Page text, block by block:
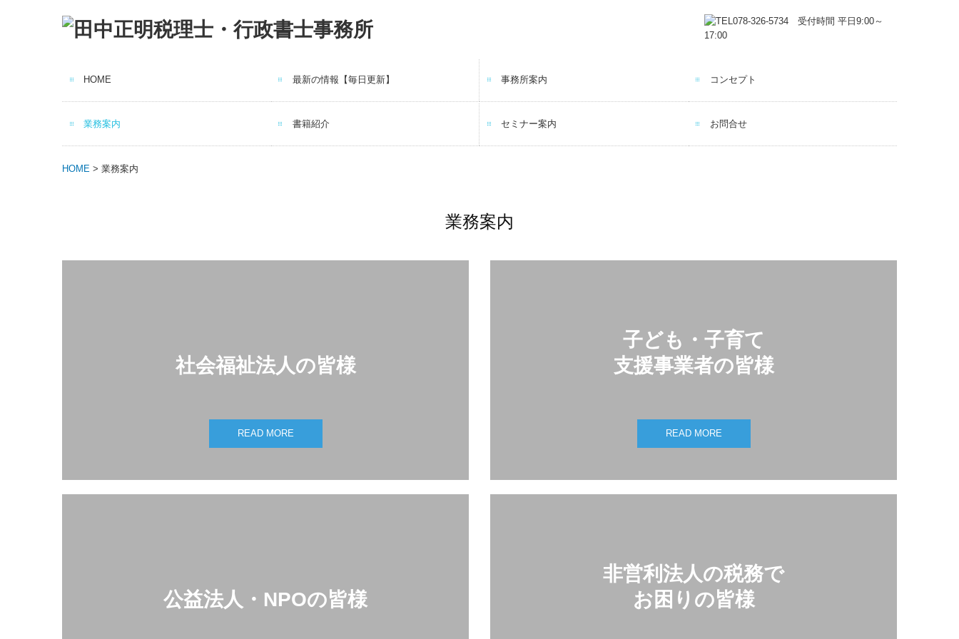
HOME 最新の情報【毎日更新】
令和8年4月～6月の情報
令和8年1月～3月の情報
令和7年10月～12月の情報
令和7年7月～9月の情報
事務所案内 コンセプト
業務案内
社会福祉法人の皆様
公益法人・ＮＰＯの皆様
介護・医療・障害福祉事業者の皆様
子ども・子育て支援事業者の皆様
非営利法人の税務でお困りの皆様
認定支援機関の支援が必要な皆様
書籍紹介 セミナー案内 お問合せ
HOME > 業務案内
業務案内
社会福祉法人の皆様
READ MORE
子ども・子育て
支援事業者の皆様
READ MORE
公益法人・NPOの皆様
非営利法人の税務で
お困りの皆様